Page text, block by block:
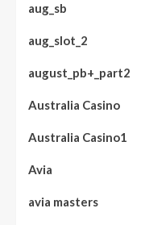
aug_sb
aug_slot_2
august_pb+_part2
Australia Casino
Australia Casino1
Avia
avia masters